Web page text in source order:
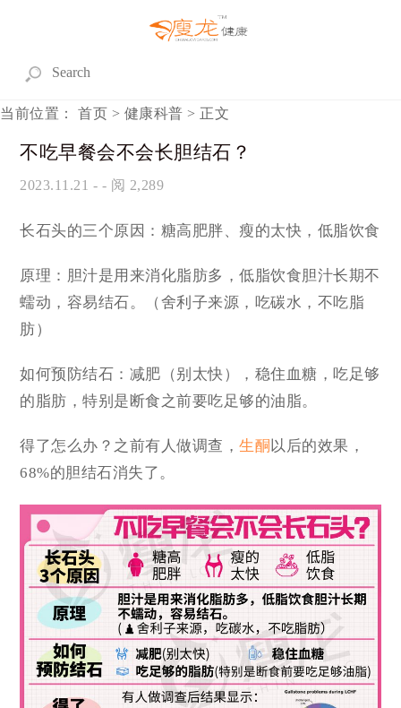
当前位置： 首页 > 健康科普 > 正文
不吃早餐会不会长胆结石？
2023.11.21 - - 阅 2,289
长石头的三个原因：糖高肥胖、瘦的太快，低脂饮食
原理：胆汁是用来消化脂肪多，低脂饮食胆汁长期不
蠕动，容易结石。（舍利子来源，吃碳水，不吃脂
肪）
如何预防结石：减肥（别太快），稳住血糖，吃足够
的脂肪，特别是断食之前要吃足够的油脂。
得了怎么办？之前有人做调查，生酮 以后的效果，
68%的胆结石消失了。